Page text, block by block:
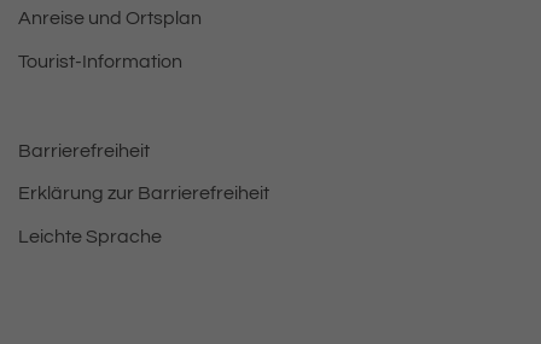
Anreise und Ortsplan
Tourist-Information
Barrierefreiheit
Erklärung zur Barrierefreiheit
Leichte Sprache